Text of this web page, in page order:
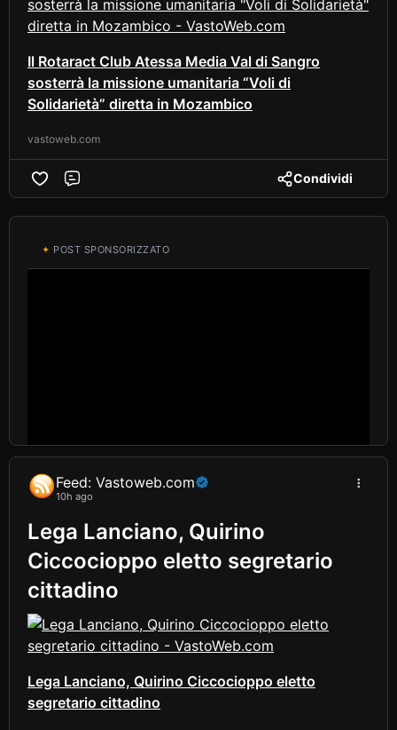
Il Rotaract Club Atessa Media Val di Sangro
sosterrà la missione umanitaria “Voli di
Solidarietà” diretta in Mozambico
vastoweb.com
Condividi
✦ POST SPONSORIZZATO
Feed: Vastoweb.com
10h ago
Lega Lanciano, Quirino
Ciccocioppo eletto segretario
cittadino
Lega Lanciano, Quirino Ciccocioppo eletto
segretario cittadino